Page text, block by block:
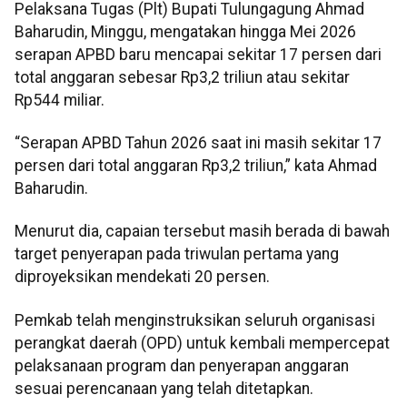
Pelaksana Tugas (Plt) Bupati Tulungagung Ahmad
Baharudin, Minggu, mengatakan hingga Mei 2026
serapan APBD baru mencapai sekitar 17 persen dari
total anggaran sebesar Rp3,2 triliun atau sekitar
Rp544 miliar.
“Serapan APBD Tahun 2026 saat ini masih sekitar 17
persen dari total anggaran Rp3,2 triliun,” kata Ahmad
Baharudin.
Menurut dia, capaian tersebut masih berada di bawah
target penyerapan pada triwulan pertama yang
diproyeksikan mendekati 20 persen.
Pemkab telah menginstruksikan seluruh organisasi
perangkat daerah (OPD) untuk kembali mempercepat
pelaksanaan program dan penyerapan anggaran
sesuai perencanaan yang telah ditetapkan.